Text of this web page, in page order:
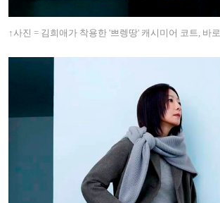
↑사진 = 김희애가 착용한 '쁘렝땅' 캐시미어 코트, 바